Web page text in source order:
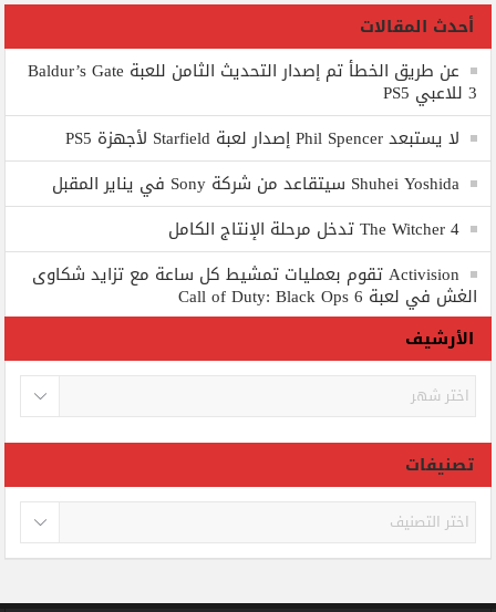
أحدث المقالات
عن طريق الخطأ تم إصدار التحديث الثامن للعبة Baldur’s Gate
3 للاعبي PS5
لا يستبعد Phil Spencer إصدار لعبة Starfield لأجهزة PS5
Shuhei Yoshida سيتقاعد من شركة Sony في يناير المقبل
The Witcher 4 تدخل مرحلة الإنتاج الكامل
Activision تقوم بعمليات تمشيط كل ساعة مع تزايد شكاوى
الغش في لعبة Call of Duty: Black Ops 6
الأرشيف
الأرشيف
تصنيفات
تصنيفات